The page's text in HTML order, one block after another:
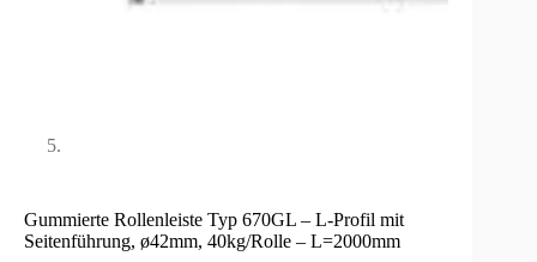
Gummierte Rollenleiste Typ 670GL – L-Profil mit
Seitenführung, ø42mm, 40kg/Rolle – L=2000mm